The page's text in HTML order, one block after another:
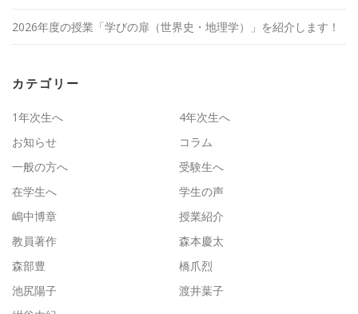
2026年度の授業「学びの扉（世界史・地理学）」を紹介します！
カテゴリー
1年次生へ
4年次生へ
お知らせ
コラム
一般の方へ
受験生へ
在学生へ
学生の声
嶋中博章
授業紹介
教員著作
森本慶太
森部豊
橋爪烈
池尻陽子
渡井葉子